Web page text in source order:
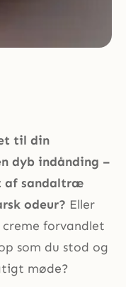
til din
dyb indånding –
af sandaltræ
odeur? Eller
creme forvandlet
som du stod og
møde?